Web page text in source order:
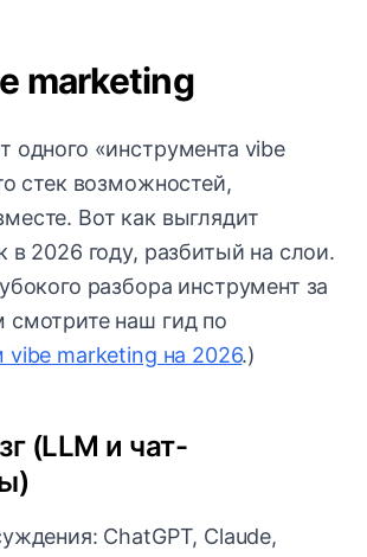
marketing
одного «инструмента vibe
стек возможностей,
Вот как выглядит
в 2026 году, разбитый на слои.
разбора инструмент за
смотрите наш гид по
vibe marketing на 2026.)
(LLM и чат-
ChatGPT, Claude,